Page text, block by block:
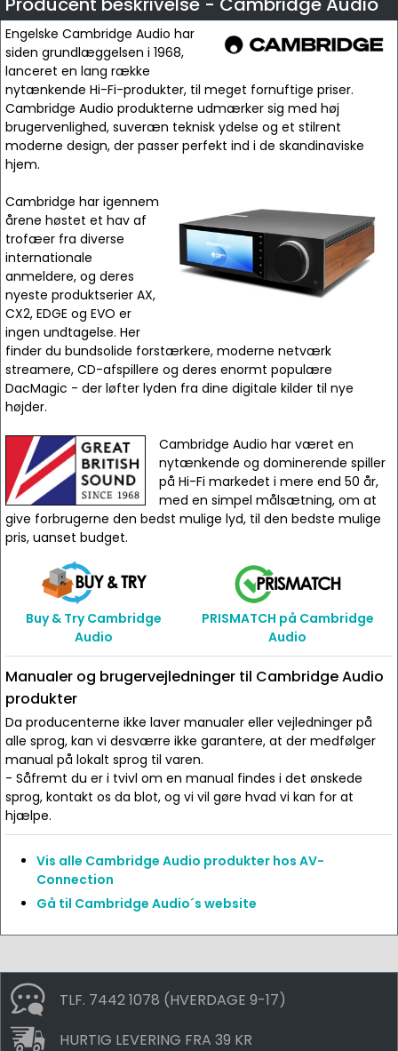
Engelske Cambridge Audio har
siden grundlæggelsen i 1968,
lanceret en lang række
nytænkende Hi-Fi-produkter, til meget fornuftige priser.
Cambridge Audio produkterne udmærker sig med høj
brugervenlighed, suveræn teknisk ydelse og et stilrent
moderne design, der passer perfekt ind i de skandinaviske
hjem.
Cambridge har igennem
årene høstet et hav af
trofæer fra diverse
internationale
anmeldere, og deres
nyeste produktserier AX,
CX2, EDGE og EVO er
ingen undtagelse. Her
finder du bundsolide forstærkere, moderne netværk
streamere, CD-afspillere og deres enormt populære
DacMagic - der løfter lyden fra dine digitale kilder til nye
højder.
Cambridge Audio har været en
nytænkende og dominerende spiller
på Hi-Fi markedet i mere end 50 år,
med en simpel målsætning, om at
give forbrugerne den bedst mulige lyd, til den bedste mulige
pris, uanset budget.
Buy & Try Cambridge
Audio
PRISMATCH på Cambridge
Audio
Manualer og brugervejledninger til Cambridge Audio
produkter
Da producenterne ikke laver manualer eller vejledninger på
alle sprog, kan vi desværre ikke garantere, at der medfølger
manual på lokalt sprog til varen.
- Såfremt du er i tvivl om en manual findes i det ønskede
sprog, kontakt os da blot, og vi vil gøre hvad vi kan for at
hjælpe.
Vis alle Cambridge Audio produkter hos AV-
Connection
Gå til Cambridge Audio´s website
TLF. 7442 1078 (HVERDAGE 9-17)
HURTIG LEVERING FRA 39 KR